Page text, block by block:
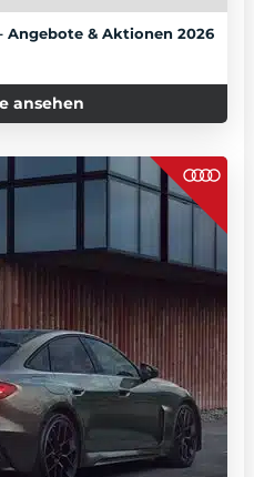
Angebote & Aktionen 2026
ansehen